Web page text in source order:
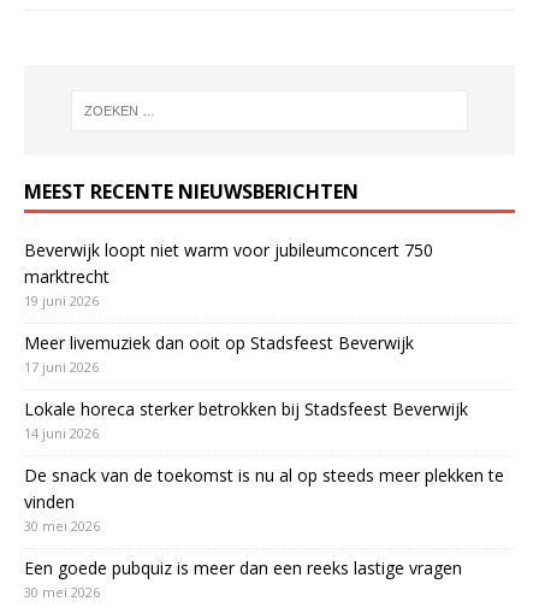
MEEST RECENTE NIEUWSBERICHTEN
Beverwijk loopt niet warm voor jubileumconcert 750
marktrecht
19 juni 2026
Meer livemuziek dan ooit op Stadsfeest Beverwijk
17 juni 2026
Lokale horeca sterker betrokken bij Stadsfeest Beverwijk
14 juni 2026
De snack van de toekomst is nu al op steeds meer plekken te
vinden
30 mei 2026
Een goede pubquiz is meer dan een reeks lastige vragen
30 mei 2026